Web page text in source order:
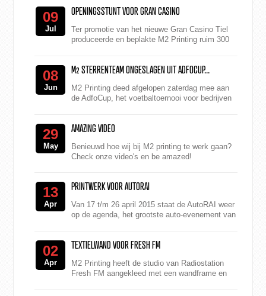
09
Jul
OPENINGSSTUNT VOOR GRAN CASINO
Ter promotie van het nieuwe Gran Casino Tiel
produceerde en beplakte M2 Printing ruim 300
08
Jun
M2 STERRENTEAM ONGESLAGEN UIT ADFOCUP...
M2 Printing deed afgelopen zaterdag mee aan
de AdfoCup, het voetbaltoernooi voor bedrijven
29
May
AMAZING VIDEO
Benieuwd hoe wij bij M2 printing te werk gaan?
Check onze video's en be amazed!
13
Apr
PRINTWERK VOOR AUTORAI
Van 17 t/m 26 april 2015 staat de AutoRAI weer
op de agenda, het grootste auto-evenement van
02
Apr
TEXTIELWAND VOOR FRESH FM
M2 Printing heeft de studio van Radiostation
Fresh FM aangekleed met een wandframe en